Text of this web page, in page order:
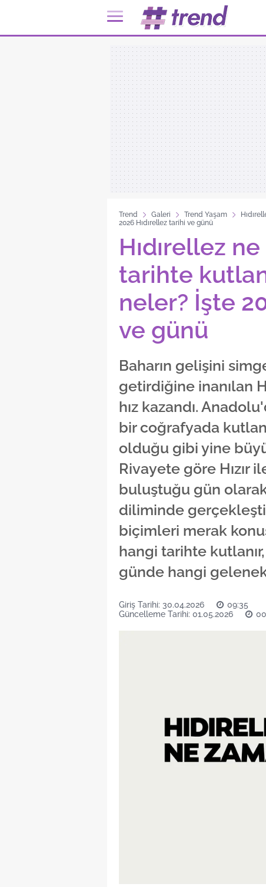
Trend Galeri Trend Yaşam
2026 Hıdırellez tarihi ve günü
Hıdırellez
tarihte
neler? İşte
ve günü
Baharın gelişini
getirdiğine inanılan
hız kazandı.
bir coğrafyada
olduğu gibi yine
Rivayete göre Hızır
buluştuğu gün
diliminde
biçimleri merak
hangi tarihte
günde hangi
Giriş Tarihi: 30.04.2026
09:35
Güncelleme Tarihi: 01.05.2026